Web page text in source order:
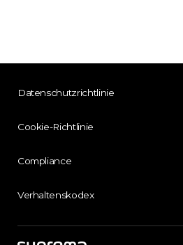
Datenschutzrichtlinie
Cookie-Richtlinie
Compliance
Verhaltenskodex